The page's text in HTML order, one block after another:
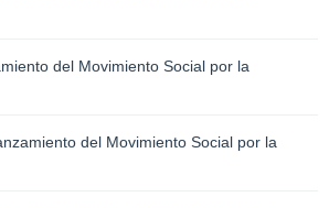
del Movimiento Social por la
del Movimiento Social por la